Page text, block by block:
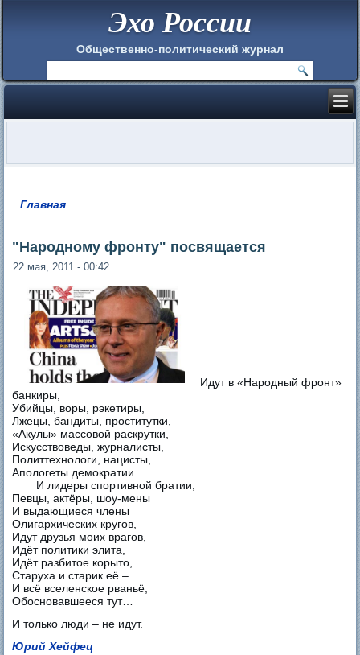
Эхо России
Общественно-политический журнал
Главная
"Народному фронту" посвящается
22 мая, 2011 - 00:42
Идут в «Народный фронт»
банкиры,
Убийцы, воры, рэкетиры,
Лжецы, бандиты, проститутки,
«Акулы» массовой раскрутки,
Искусствоведы, журналисты,
Политтехнологи, нацисты,
Апологеты демократии
И лидеры спортивной братии,
Певцы, актёры, шоу-мены
И выдающиеся члены
Олигархических кругов,
Идут друзья моих врагов,
Идёт политики элита,
Идёт разбитое корыто,
Старуха и старик её –
И всё вселенское рваньё,
Обосновавшееся тут…
И только люди – не идут.
Юрий Хейфец